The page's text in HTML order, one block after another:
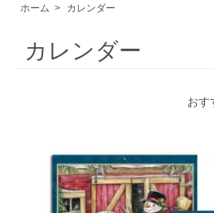
ホーム > カレンダー
カレンダー
おす